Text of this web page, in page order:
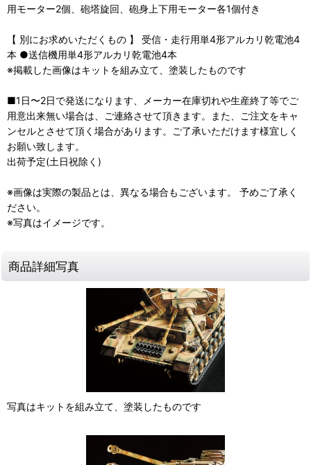
用モーター2個、砲塔旋回、砲身上下用モーター各1個付き
【 別にお求めいただくもの 】 受信・走行用単4形アルカリ乾電池4
本 ●送信機用単4形アルカリ乾電池4本
※掲載した画像はキットを組み立て、塗装したものです
■1日〜2日で発送になります、メーカー在庫切れや生産終了等でご
用意出来無い場合は、ご連絡させて頂きます。また、ご注文をキャ
ンセルとさせて頂く場合があります。ご了承いただけます様宜しく
お願い致します。
出荷予定(土日祝除く)
※画像は実際の製品とは、異なる場合もございます。 予めご了承く
ださい。
※写真はイメージです。
商品詳細写真
写真はキットを組み立て、塗装したものです